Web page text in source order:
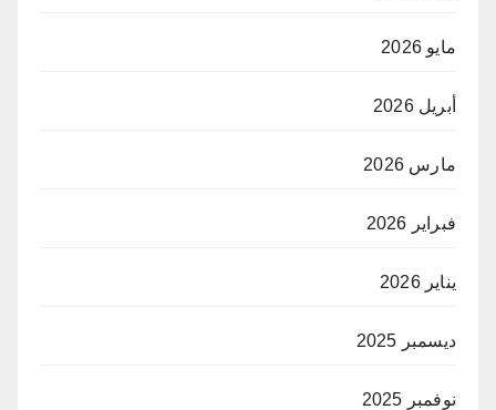
مايو 2026
أبريل 2026
مارس 2026
فبراير 2026
يناير 2026
ديسمبر 2025
نوفمبر 2025